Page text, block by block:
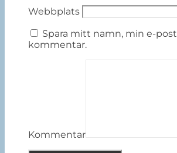
Webbplats
Spara mitt namn, min e-
kommentar.
Kommentar